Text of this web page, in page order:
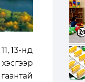
13-нд